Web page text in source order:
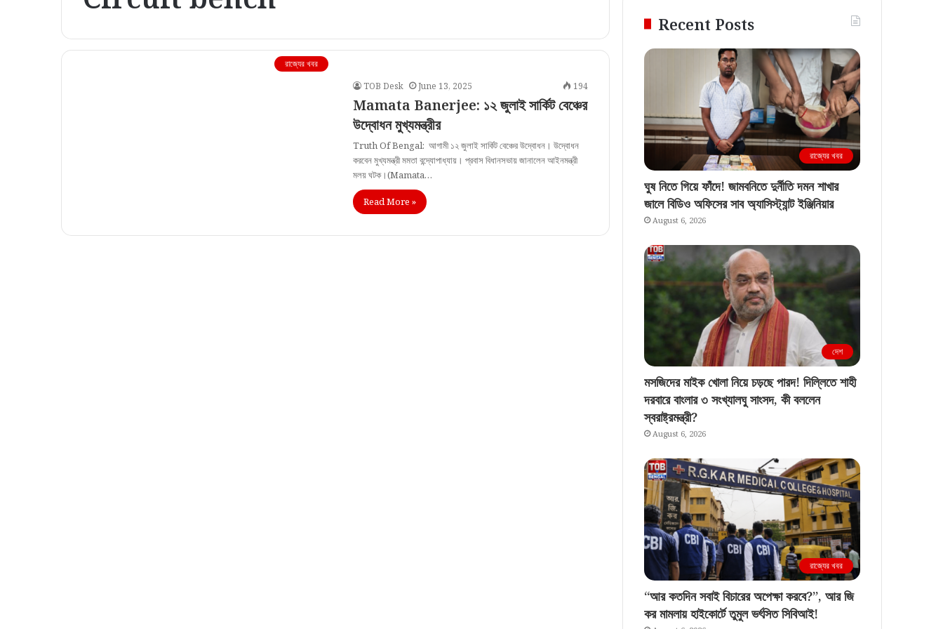
রাজ্যের খবর
TOB Desk
June 13, 2025 194
Mamata Banerjee: ১২ জুলাই সার্কিট বেঞ্চের
উদ্বোধন মুখ্যমন্ত্রীর
Truth Of Bengal: আগামী ১২ জুলাই সার্কিট বেঞ্চের উদ্বোধন। উদ্বোধন
করবেন মুখ্যমন্ত্রী মমতা বন্দ্যোপাধ্যায়। প্রবাস বিধানসভায় জানালেন আইনমন্ত্রী
মলয় ঘটক।(Mamata…
Read More »
Recent Posts
রাজ্যের খবর
ঘুষ নিতে গিয়ে ফাঁদে! জামবনিতে দুর্নীতি দমন শাখার
জালে বিডিও অফিসের সাব অ্যাসিস্ট্যান্ট ইঞ্জিনিয়ার
August 6, 2026
দেশ
মসজিদের মাইক খোলা নিয়ে চড়ছে পারদ! দিল্লিতে শাহী
দরবারে বাংলার ৩ সংখ্যালঘু সাংসদ, কী বললেন
স্বরাষ্ট্রমন্ত্রী?
August 6, 2026
রাজ্যের খবর
“আর কতদিন সবাই বিচারের অপেক্ষা করবে?”, আর জি
কর মামলায় হাইকোর্টে তুমুল ভর্ৎসিত সিবিআই!